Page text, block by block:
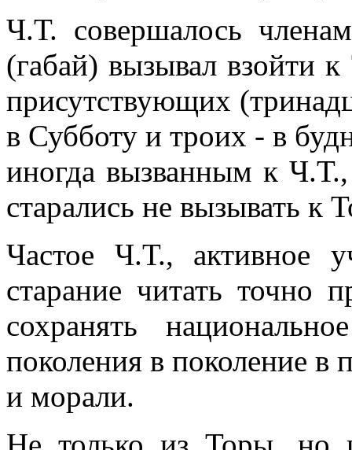
Ч.Т. совершалось
(габай) вызывал взойти
присутствующих
в Субботу и троих - в
иногда вызванным к
старались не вызывать к
Частое Ч.Т., активное
старание читать точно
сохранять
поколения в поколение в
и морали.